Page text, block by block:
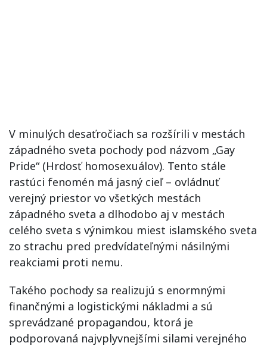
V minulých desaťročiach sa rozšírili v mestách
západného sveta pochody pod názvom „Gay
Pride“ (Hrdosť homosexuálov). Tento stále
rastúci fenomén má jasný cieľ – ovládnuť
verejný priestor vo všetkých mestách
západného sveta a dlhodobo aj v mestách
celého sveta s výnimkou miest islamského sveta
zo strachu pred predvídateľnými násilnými
reakciami proti nemu.
Takého pochody sa realizujú s enormnými
finančnými a logistickými nákladmi a sú
sprevádzané propagandou, ktorá je
podporovaná najvplyvnejšími silami verejného